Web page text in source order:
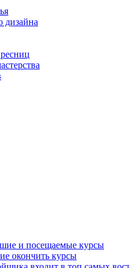
дизайна
и посещаемые курсы
окончить курсы